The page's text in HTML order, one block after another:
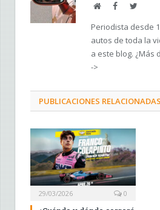
WebFacebookTwitter
Periodista desde
autos de toda la
a este blog. ¿Más
->
PUBLICACIONES RELACIONADAS
29/03/2026 0